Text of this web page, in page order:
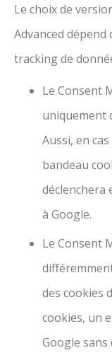
Le choix de
Advanced
tracking de
Le Consent
uniquement
Aussi, en
bandeau
déclenchera
à Google.
Le Consent
des cookies
cookies, un
Google